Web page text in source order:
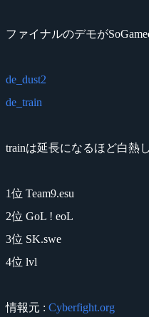
ファイナルのデモが
de_dust2
de_train
trainは延長になるほど白熱
1位 Team9.esu
2位 GoL ! eoL
3位 SK.swe
4位 lvl
情報元 : Cyberfight.org